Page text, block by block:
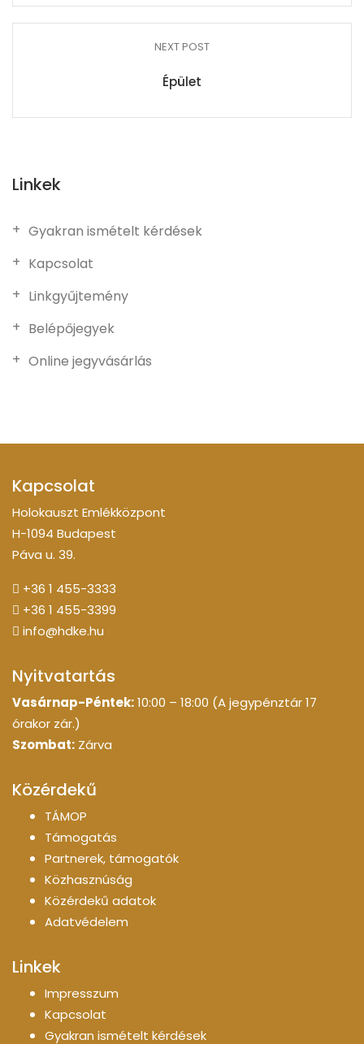
NEXT POST
Épület
Linkek
Gyakran ismételt kérdések
Kapcsolat
Linkgyűjtemény
Belépőjegyek
Online jegyvásárlás
Kapcsolat
Holokauszt Emlékközpont
H-1094 Budapest
Páva u. 39.
+36 1 455-3333
+36 1 455-3399
info@hdke.hu
Nyitvatartás
Vasárnap-Péntek:10:00 – 18:00 (A jegypénztár 17
órakor zár.)
Szombat: Zárva
Közérdekű
TÁMOP
Támogatás
Partnerek, támogatók
Közhasznúság
Közérdekű adatok
Adatvédelem
Linkek
Impresszum
Kapcsolat
Gyakran ismételt kérdések